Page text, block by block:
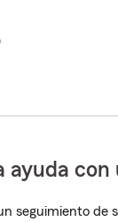
ayuda con
seguimiento de